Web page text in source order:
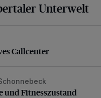
Unterwelt
Callcenter
Callcenter
und Fitnesszustand
und Fitnesszustand